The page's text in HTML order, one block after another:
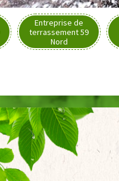
Entreprise de
terrassement 59
Nord